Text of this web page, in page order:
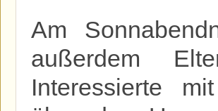
Am
außerdem
Interessierte